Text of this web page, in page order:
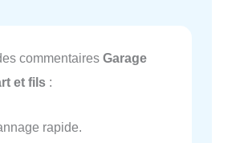
commentaires Garage
et fils :
rapide.